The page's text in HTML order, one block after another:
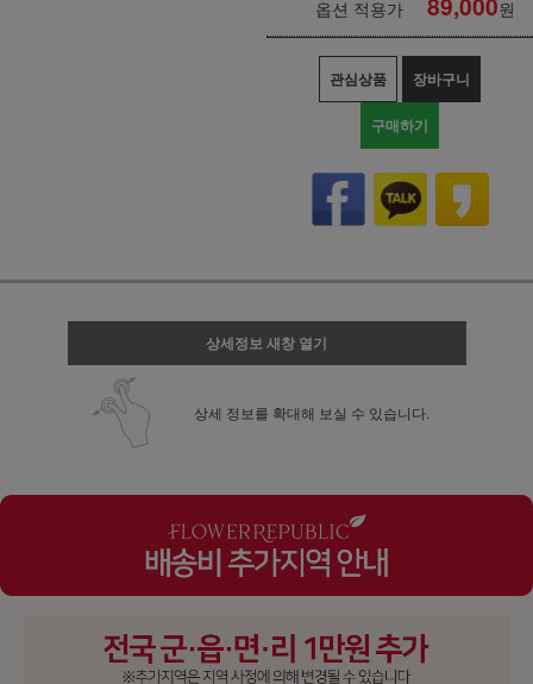
옵션 적용가 원
관심상품 장바구니
구매하기
상세정보 새창 열기
상세 정보를 확대해 보실 수 있습니다.